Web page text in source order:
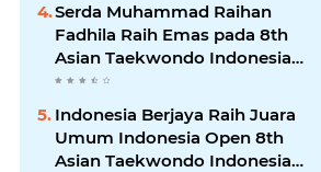
Serda Muhammad Raihan
Fadhila Raih Emas pada 8th
Asian Taekwondo Indonesia
Open Championship 2026
Indonesia Berjaya Raih Juara
Umum Indonesia Open 8th
Asian Taekwondo Indonesia